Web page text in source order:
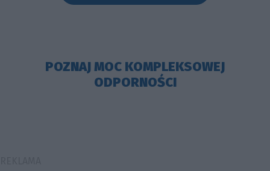
POZNAJ MOC KOMPLEKSOWEJ
ODPORNOŚCI